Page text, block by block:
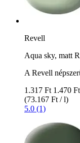
Revell
Aqua sky, matt
A Revell
1.317 Ft 1.470 Ft
(73.167 Ft / l)
5.0 (1)